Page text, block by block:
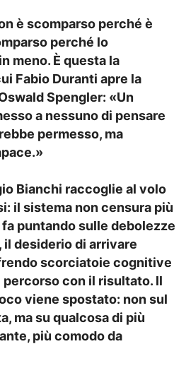
è scomparso perché è
perché lo
meno. È questa la
Fabio Duranti apre la
Spengler: «Un
a nessuno di pensare
permesso, ma
Bianchi raccoglie al volo
il sistema non censura più
fa puntando sulle debolezze
desiderio di arrivare
scorciatoie cognitive
con il risultato. Il
viene spostato: non sul
ma su qualcosa di più
più comodo da